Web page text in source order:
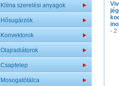
Klíma szerelési anyagok
Hősugárzók
Konvektorok
Olajradiátorok
Csaptelep
Mosogatótálca
- 2